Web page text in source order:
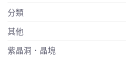
分類
其他
紫晶洞．晶塊